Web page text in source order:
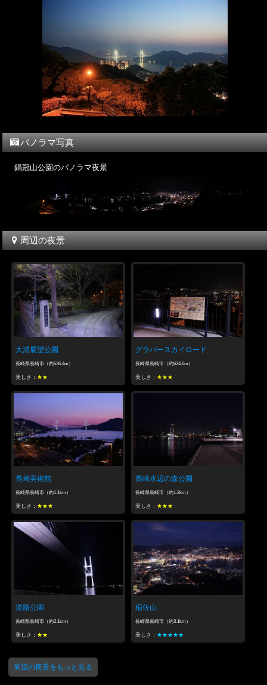
パノラマ写真
鍋冠山公園のパノラマ夜景
周辺の夜景
大浦展望公園
長崎県長崎市（約536.4m）
美しさ： ★★
グラバースカイロード
長崎県長崎市（約624.6m）
美しさ： ★★★
長崎美術館
長崎県長崎市（約1.1km）
美しさ： ★★★
長崎水辺の森公園
長崎県長崎市（約1.2km）
美しさ： ★★★
道路公園
長崎県長崎市（約2.1km）
美しさ： ★★
稲佐山
長崎県長崎市（約3.1km）
美しさ： ★★★★★
周辺の夜景をもっと見る